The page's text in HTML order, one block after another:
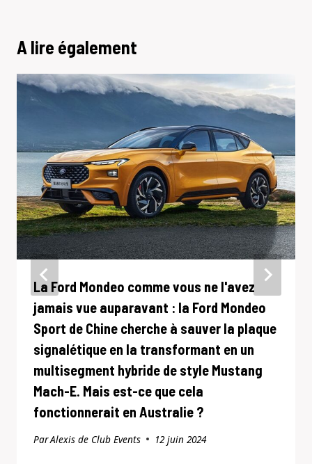
A lire également
La Ford Mondeo comme vous ne l'avez
jamais vue auparavant : la Ford Mondeo
Sport de Chine cherche à sauver la plaque
signalétique en la transformant en un
multisegment hybride de style Mustang
Mach-E. Mais est-ce que cela
fonctionnerait en Australie ?
ParAlexis de Club Events 12 juin 2024